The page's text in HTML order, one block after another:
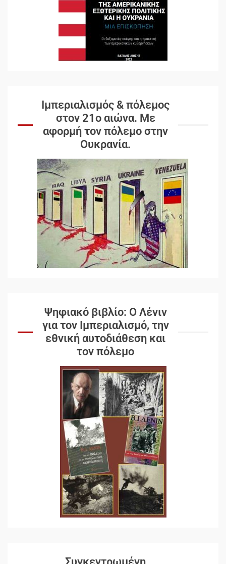
Ιμπεριαλισμός & πόλεμος
στον 21ο αιώνα. Mε
αφορμή τον πόλεμο στην
Ουκρανία.
Ψηφιακό βιβλίο: Ο Λένιν
για τον Ιμπεριαλισμό, την
εθνική αυτοδιάθεση και
τον πόλεμο